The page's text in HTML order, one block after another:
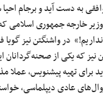
به دست آید و برجام
خارجه جمهوری اسلامی
در واشنگتن نیز
نیز که یکی از
برای تهیه پیشنویس، عملا
عادی دیپلماسی،